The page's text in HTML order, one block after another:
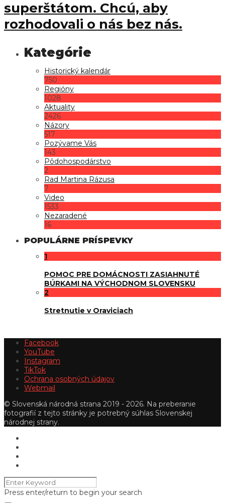
superštátom. Chcú, aby
rozhodovali o nás bez nás.
Historický kalendár
750
Regióny
1028
Aktuality
2426
Názory
517
Pozývame Vás
143
Pôdohospodárstvo
2
Rad Martina Rázusa
7
Video
1533
Nezaradené
16
POPULÁRNE PRÍSPEVKY
1
POMOC PRE DOMÁCNOSTI ZASIAHNUTÉ
BÚRKAMI NA VÝCHODNOM SLOVENSKU
2
Stretnutie v Oraviciach
Facebook
YouTube
Instagram
TikTok
Ochrana osobných údajov
Webmail
© Slovenská národná strana 2019 - 2026. Na preberanie
fotografií z tejto stránky je potrebný súhlas Slovenskej
národnej strany.
Press enter/return to begin your search